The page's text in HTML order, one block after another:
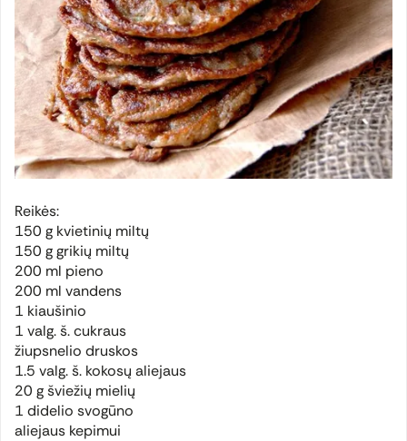
Reikės:
150 g kvietinių miltų
150 g grikių miltų
200 ml pieno
200 ml vandens
1 kiaušinio
1 valg. š. cukraus
žiupsnelio druskos
1.5 valg. š. kokosų aliejaus
20 g šviežių mielių
1 didelio svogūno
aliejaus kepimui